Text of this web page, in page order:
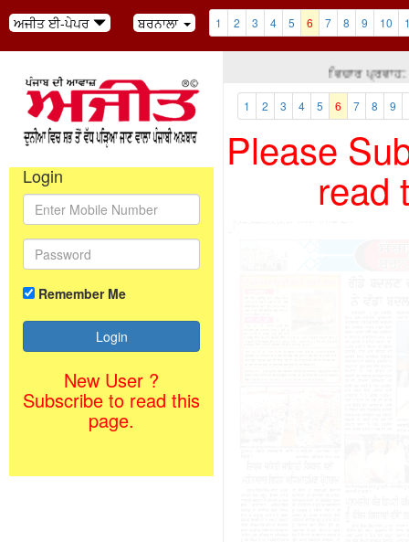
ਅਜੀਤ ਈ-ਪੇਪਰ ਬਰਨਾਲਾ 1 2 3 4 5 6 7 8 9 10
Login
Remember Me
New User ?
Subscribe to read this
page.
ਵਿਚਾਰ
1 2 3 4 5 6 7 8 9
Please
read